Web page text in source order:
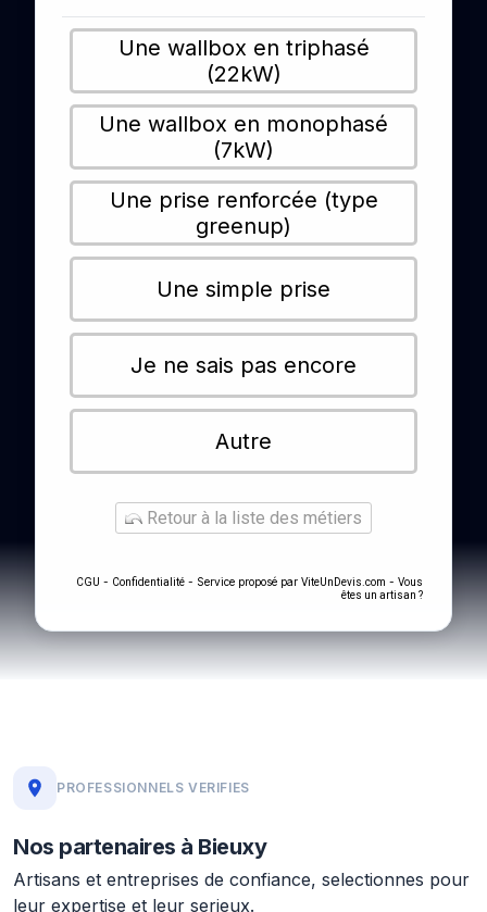
Une wallbox en triphasé
(22kW)
Une wallbox en monophasé
(7kW)
Une prise renforcée (type
greenup)
Une simple prise
Je ne sais pas encore
Autre
Retour à la liste des métiers
CGU - Confidentialité - Service proposé par ViteUnDevis.com - Vous
êtes un artisan ?
PROFESSIONNELS VERIFIES
Nos partenaires à Bieuxy
Artisans et entreprises de confiance, selectionnes pour
leur expertise et leur serieux.